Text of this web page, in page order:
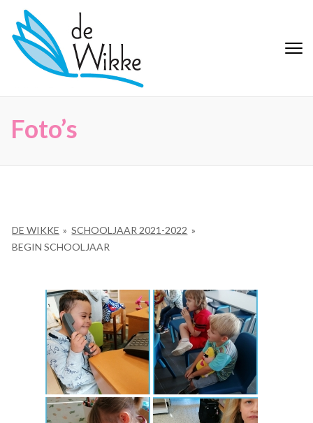
naar
inhoud
(Druk
Foto’s
DE WIKKE » SCHOOLJAAR 2021-2022 »
BEGIN SCHOOLJAAR